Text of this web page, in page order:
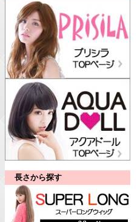
長さから探す